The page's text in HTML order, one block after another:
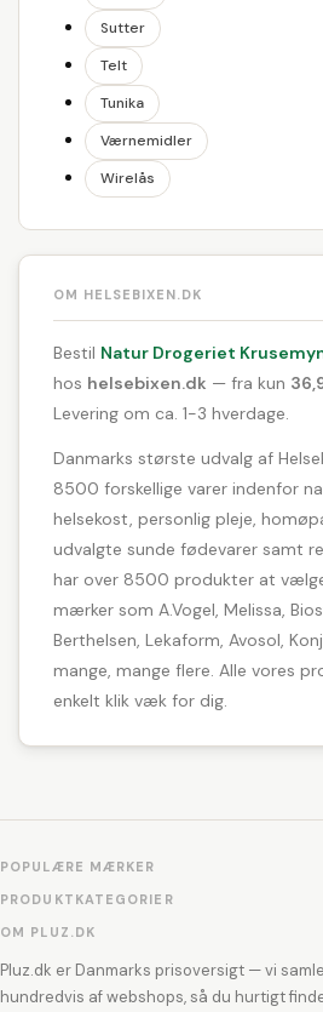
Sutter
Telt
Tunika
Værnemidler
Wirelås
OM HELSEBIXEN.DK
Bestil Natur Drogeriet
hos helsebixen.dk — fra kun
Levering om ca. 1-3 hverdage.
Danmarks største udvalg af
8500 forskellige varer indenfor
helsekost, personlig pleje,
udvalgte sunde fødevarer samt
har over 8500 produkter at
mærker som A.Vogel, Melissa,
Berthelsen, Lekaform, Avosol,
mange, mange flere. Alle vores
enkelt klik væk for dig.
POPULÆRE MÆRKER
PRODUKTKATEGORIER
OM PLUZ.DK
Pluz.dk er Danmarks prisoversigt — vi
hundredvis af webshops, så du hurtigt